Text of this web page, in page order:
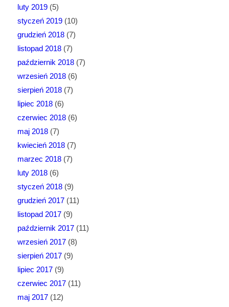
luty 2019(5)
styczeń 2019(10)
grudzień 2018(7)
listopad 2018(7)
październik 2018(7)
wrzesień 2018(6)
sierpień 2018(7)
lipiec 2018(6)
czerwiec 2018(6)
maj 2018(7)
kwiecień 2018(7)
marzec 2018(7)
luty 2018(6)
styczeń 2018(9)
grudzień 2017(11)
listopad 2017(9)
październik 2017(11)
wrzesień 2017(8)
sierpień 2017(9)
lipiec 2017(9)
czerwiec 2017(11)
maj 2017(12)